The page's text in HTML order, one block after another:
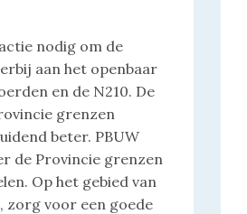
nodig om de
aan het openbaar
en de N210. De
grenzen
beter. PBUW
de Provincie grenzen
Op het gebied van
zorg voor een goede